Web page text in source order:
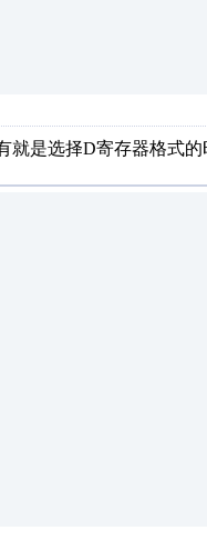
就是选择D寄存器格式